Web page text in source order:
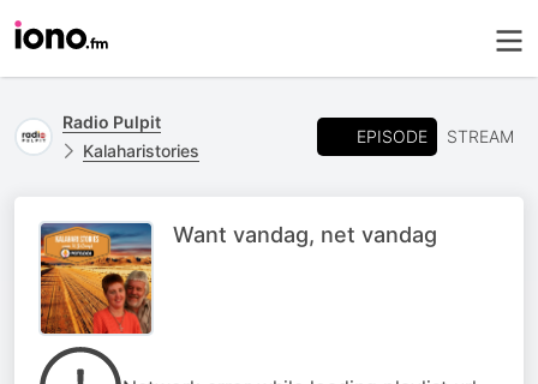
Radio Pulpit
Kalaharistories
EPISODE STREAM
Want vandag, net vandag